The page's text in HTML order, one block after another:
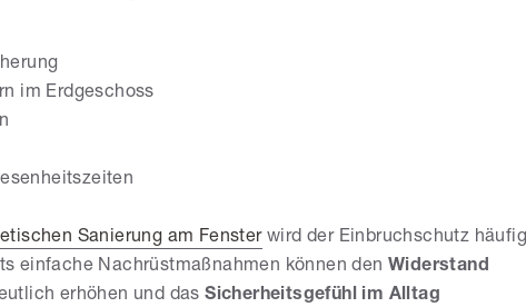
im Erdgeschoss
Sanierung am Fensterwird der Einbruchschutz häufig
einfache Nachrüstmaßnahmen können den Widerstand
erhöhen und dasSicherheitsgefühl im Alltag